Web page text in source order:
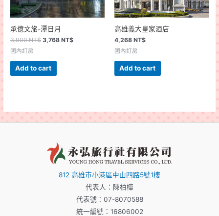
承億文旅-潭日月
3,900NT$ 3,768NT$
國內訂房
Add to cart
高雄義大皇家酒店
4,268 NT$
國內訂房
Add to cart
812 高雄市小港區中山四路5號1樓
代表人：陳柏樺
代表號：07-8070588
統一編號：16806002